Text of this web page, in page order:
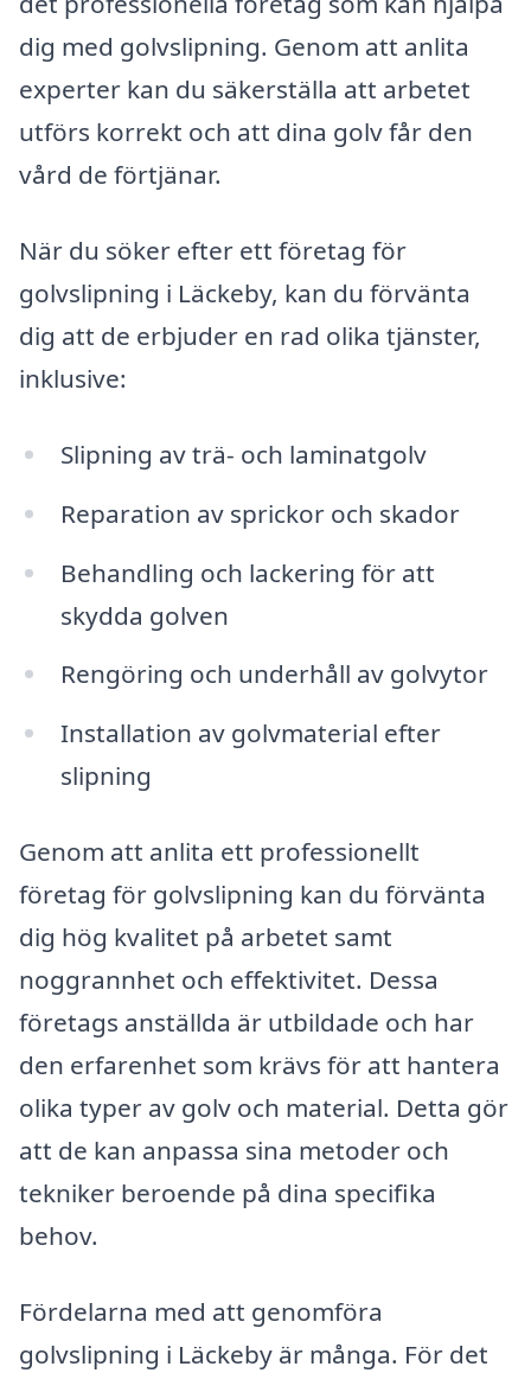
dig med golvslipning. Genom att anlita
experter kan du säkerställa att arbetet
utförs korrekt och att dina golv får den
vård de förtjänar.
När du söker efter ett företag för
golvslipning i Läckeby, kan du förvänta
dig att de erbjuder en rad olika tjänster,
inklusive:
Slipning av trä- och laminatgolv
Reparation av sprickor och skador
Behandling och lackering för att
skydda golven
Rengöring och underhåll av golvytor
Installation av golvmaterial efter
slipning
Genom att anlita ett professionellt
företag för golvslipning kan du förvänta
dig hög kvalitet på arbetet samt
noggrannhet och effektivitet. Dessa
företags anställda är utbildade och har
den erfarenhet som krävs för att hantera
olika typer av golv och material. Detta gör
att de kan anpassa sina metoder och
tekniker beroende på dina specifika
behov.
Fördelarna med att genomföra
golvslipning i Läckeby är många. För det